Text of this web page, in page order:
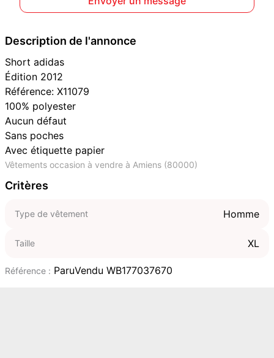
Description de l'annonce
Short adidas
Édition 2012
Référence: X11079
100% polyester
Aucun défaut
Sans poches
Avec étiquette papier
Vêtements occasion à vendre à Amiens (80000)
Critères
Type de vêtement Homme
Taille XL
Référence : ParuVendu WB177037670